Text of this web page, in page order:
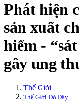
Phát hiện
sản xuất
hiểm -
gây ung
Thế Giới
Thế Giới Đó Đây